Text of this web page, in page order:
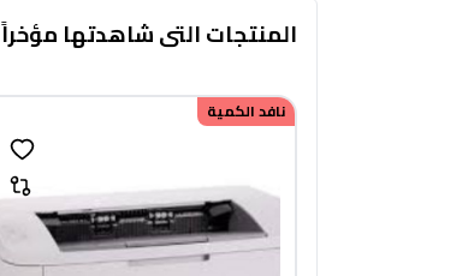
المنتجات التى شاهدتها مؤخراً
نافد الكمية